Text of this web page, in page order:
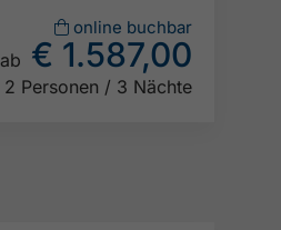
online buchbar
ab € 1.587,00
2 Personen / 3 Nächte